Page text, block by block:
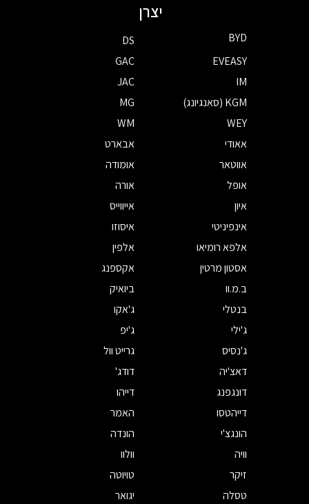
יצרן
BYD
DS
EVEASY
GAC
IM
JAC
KGM (סאנגיונג)
MG
WEY
WM
אאודי
אבארט
אווטאר
אומודה
אופל
אורה
איון
אייווייס
אינפיניטי
איסוזו
אלפא רומיאו
אלפין
אסטון מרטין
אקספנג
ב.מ.וו
ביואיק
בנטלי
ג'אקו
ג'ילי
ג'יפ
ג'נסיס
גרייט וול
דאצ'יה
דודג'
דונגפנג
דייהו
דייהטסו
האמר
הונגצ'י
הונדה
וויה
וולוו
זיקר
טויוטה
טסלה
יגואר